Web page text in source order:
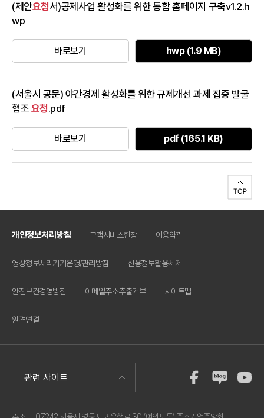
지방세 세무조사 3년 유예, 인천시 각종 중소기업 지원사업 가점 부
여 등 붙임 : 1. 제21회 인천광역시 중소기업인대상 시상계획 1부. 2.
제출서류 목록 및 서식 1부. 3. 인천시 공문 사본 1부. 끝.
(제안요청서)공제사업 활성화를 위한 통합 홈페이지 구축v1.2.h
wp
바로보기 hwp (1.9 MB)
(서울시 공문) 야간경제 활성화를 위한 규제개선 과제 집중 발굴
협조 요청.pdf
바로보기 pdf (165.1 KB)
개인정보처리방침 고객서비스헌장 이용약관
영상정보처리기기운영/관리방침 신용정보활용체제
안전보건경영방침 이메일주소추출거부 사이트맵
원격연결